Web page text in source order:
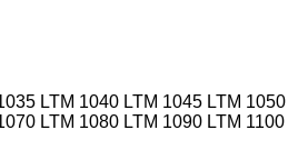
LTM 1040 LTM 1045 LTM 1050
LTM 1080 LTM 1090 LTM 1100